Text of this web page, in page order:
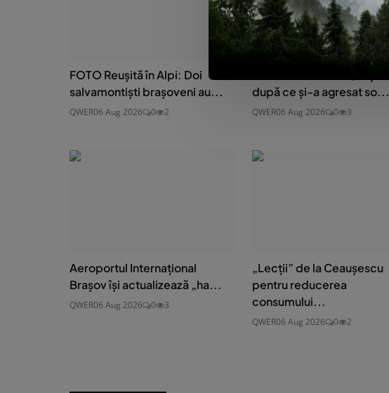
FOTO Reușită în Alpi: Doi
salvamontiști brașoveni au...
QWER06 Aug 2026 0 2
după ce și-a agresat so...
QWER06 Aug 2026 0 3
Aeroportul Internațional
Brașov își actualizează „ha...
QWER06 Aug 2026 0 3
„Lecții” de la Ceaușescu
pentru reducerea
consumului...
QWER06 Aug 2026 0 2